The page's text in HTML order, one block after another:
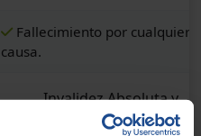
Fallecimiento por cualquier
causa.
Invalidez Absoluta y
Permanente